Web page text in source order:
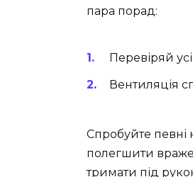
пара порад:
Перевіряй
Вентиляція
Спробуйте певні
полегшити
тримати під